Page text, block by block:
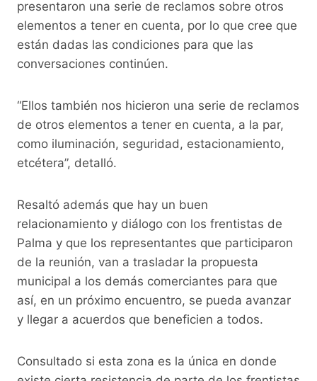
presentaron una serie de reclamos sobre otros
elementos a tener en cuenta, por lo que cree que
están dadas las condiciones para que las
conversaciones continúen.
“Ellos también nos hicieron una serie de reclamos
de otros elementos a tener en cuenta, a la par,
como iluminación, seguridad, estacionamiento,
etcétera”, detalló.
Resaltó además que hay un buen
relacionamiento y diálogo con los frentistas de
Palma y que los representantes que participaron
de la reunión, van a trasladar la propuesta
municipal a los demás comerciantes para que
así, en un próximo encuentro, se pueda avanzar
y llegar a acuerdos que beneficien a todos.
Consultado si esta zona es la única en donde